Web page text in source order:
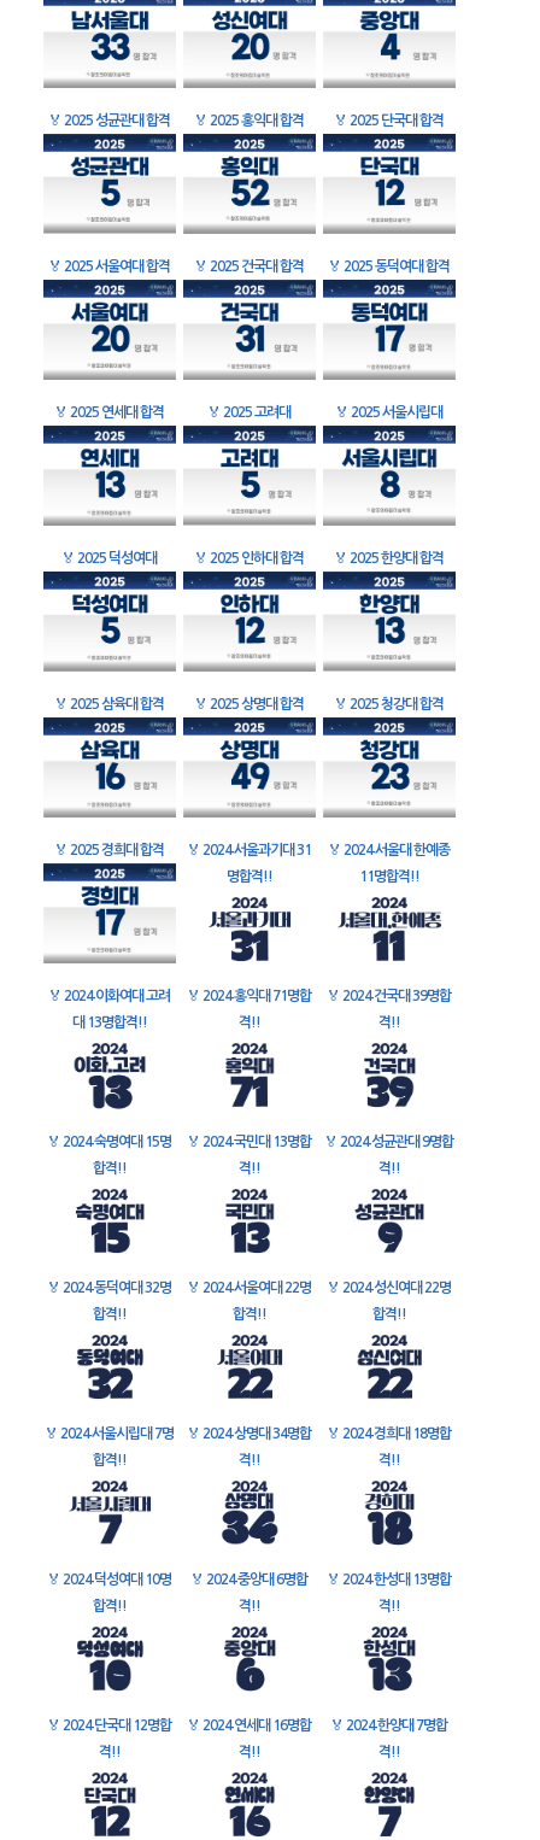
🏅 2025 성균관대 합격 🏅 2025 홍익대 합격 🏅 2025 단국대 합격
🏅 2025 서울여대 합격 🏅 2025 건국대 합격 🏅 2025 동덕여대 합격
🏅 2025 연세대 합격 🏅 2025 고려대 🏅 2025 서울시립대
🏅 2025 덕성여대 🏅 2025 인하대 합격 🏅 2025 한양대 합격
🏅 2025 삼육대 합격 🏅 2025 상명대 합격 🏅 2025 청강대 합격
🏅 2025 경희대 합격 🏅 2024 서울과기대 31
명합격!!
🏅 2024 서울대 한예종
11명합격!!
🏅 2024 이화여대 고려
대 13명합격!!
🏅 2024 홍익대 71명합
격!!
🏅 2024 건국대 39명합
격!!
🏅 2024 숙명여대 15명
합격!!
🏅 2024 국민대 13명합
격!!
🏅 2024 성균관대 9명합
격!!
🏅 2024 동덕여대 32명
합격!!
🏅 2024 서울여대 22명
합격!!
🏅 2024 성신여대 22명
합격!!
🏅 2024 서울시립대 7명
합격!!
🏅 2024 상명대 34명합
격!!
🏅 2024 경희대 18명합
격!!
🏅 2024 덕성여대 10명
합격!!
🏅 2024 중앙대 6명합
격!!
🏅 2024 한성대 13명합
격!!
🏅 2024 단국대 12명합
격!!
🏅 2024 연세대 16명합
격!!
🏅 2024 한양대 7명합
격!!